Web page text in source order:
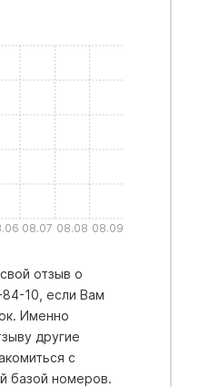
08.07 08.08 08.09
отзыв о
10, если Вам
Именно
другие
с
базой номеров.